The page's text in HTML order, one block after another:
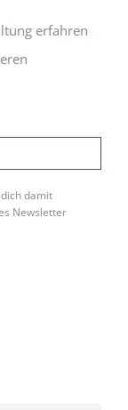
erfahren
damit
Newsletter